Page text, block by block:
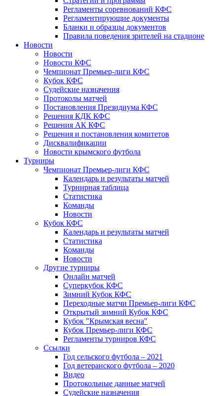
Регламенты соревнований КФС
Регламентирующие документы
Бланки и образцы документов
Правила поведения зрителей на стадионе
Новости
Новости
Новости КФС
Чемпионат Премьер-лиги КФС
Кубок КФС
Судейские назначения
Протоколы матчей
Постановления Президиума КФС
Решения КДК КФС
Решения АК КФС
Решения и постановления комитетов
Дисквалификации
Новости крымского футбола
Турниры
Чемпионат Премьер-лиги КФС
Календарь и результаты матчей
Турнирная таблица
Статистика
Команды
Новости
Кубок КФС
Календарь и результаты матчей
Статистика
Команды
Новости
Другие турниры
Онлайн матчей
Суперкубок КФС
Зимний Кубок КФС
Переходные матчи Премьер-лиги КФС
Открытый зимний Кубок КФС
Кубок "Крымская весна"
Кубок Премьер-лиги КФС
Регламенты турниров КФС
Ссылки
Год сельского футбола – 2021
Год ветеранского футбола – 2020
Видео
Протокольные данные матчей
Судейские назначения